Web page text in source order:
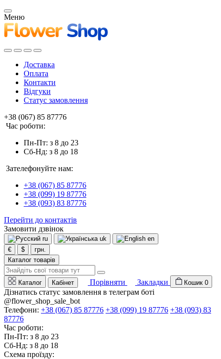
Меню
Доставка
Оплата
Контакти
Відгуки
Статус замовлення
+38 (067) 85 87776
Час роботи:
Пн-Пт: з 8 до 23
Сб-Нд: з 8 до 18
Зателефонуйте нам:
+38 (067) 85 87776
+38 (099) 19 87776
+38 (093) 83 87776
Перейти до контактів
Замовити дзвінок
ru uk
en
€
$
грн.
Каталог товарів
Каталог Кабінет Порівняти Закладки Кошик 0
Дізнатись статус замовлення в телеграм боті
@flower_shop_sale_bot
Телефони: +38 (067) 85 87776 +38 (099) 19 87776 +38 (093) 83
87776
Час роботи:
Пн-Пт: з 8 до 23
Сб-Нд: з 8 до 18
Схема проїзду: